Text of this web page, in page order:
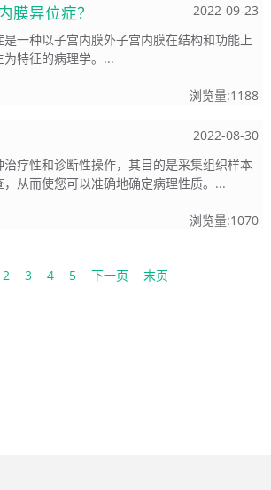
膜异位症？
2022-09-23
一种以子宫内膜外子宫内膜在结构和功能上
特征的病理学。...
浏览量:1188
2022-08-30
治疗性和诊断性操作，其目的是采集组织样本
从而使您可以准确地确定病理性质。...
浏览量:1070
2 3 4 5 下一页 末页